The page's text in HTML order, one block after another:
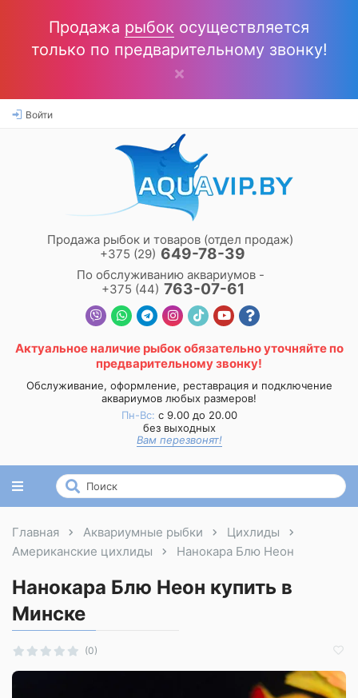
Продажа рыбок осуществляется
только по предварительному звонку!
Войти
Продажа рыбок и товаров (отдел продаж)
+375 (29) 649-78-39
По обслуживанию аквариумов -
+375 (44) 763-07-61
Актуальное наличие рыбокобязательно уточняйте по
предварительному звонку!
Обслуживание, оформление, реставрация и подключение
аквариумов любых размеров!
Пн-Вс: с 9.00 до 20.00
без выходных
Вам перезвонят!
Главная Аквариумные рыбки
Цихлиды
Американские цихлиды
Нанокара Блю Неон
Нанокара Блю Неон купить в
Минске
(0)